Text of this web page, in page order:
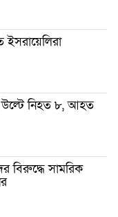
ইসরায়েলিরা
উল্টে নিহত ৮, আহত
বিরুদ্ধে সামরিক